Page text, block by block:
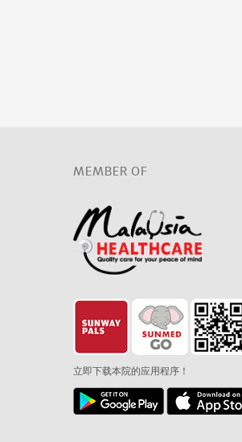
MEMBER OF
立即下载本院的应用程序！